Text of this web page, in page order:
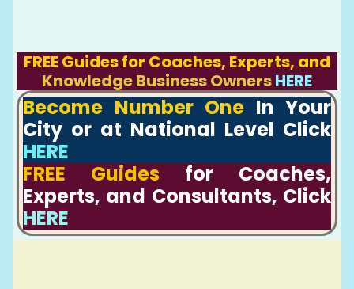
FREE Guides for Coaches, Experts, and
Knowledge Business OwnersHERE
Become Number One In Your
City or at National Level Click
HERE
FREE Guides for Coaches,
Experts, and Consultants, Click
HERE